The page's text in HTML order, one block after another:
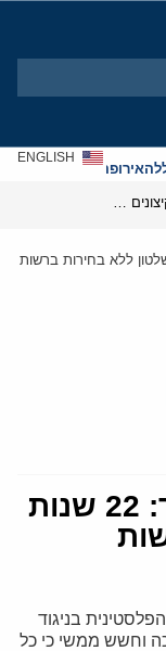
אירופהאנטישמיות
ENGLISH
הדיקטטור: 22 שנות שלטון ללא בחירות ברשות
ברכות, אדוני הדיקטטור: 22 שנות
בניגוד
וחשש ממשי כי כל